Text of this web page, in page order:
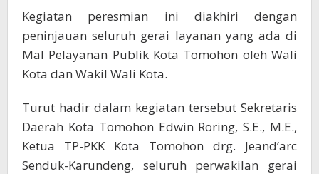
Kegiatan peresmian ini diakhiri dengan
peninjauan seluruh gerai layanan yang ada di
Mal Pelayanan Publik Kota Tomohon oleh Wali
Kota dan Wakil Wali Kota.
Turut hadir dalam kegiatan tersebut Sekretaris
Daerah Kota Tomohon Edwin Roring, S.E., M.E.,
Ketua TP-PKK Kota Tomohon drg. Jeand’arc
Senduk-Karundeng, seluruh perwakilan gerai